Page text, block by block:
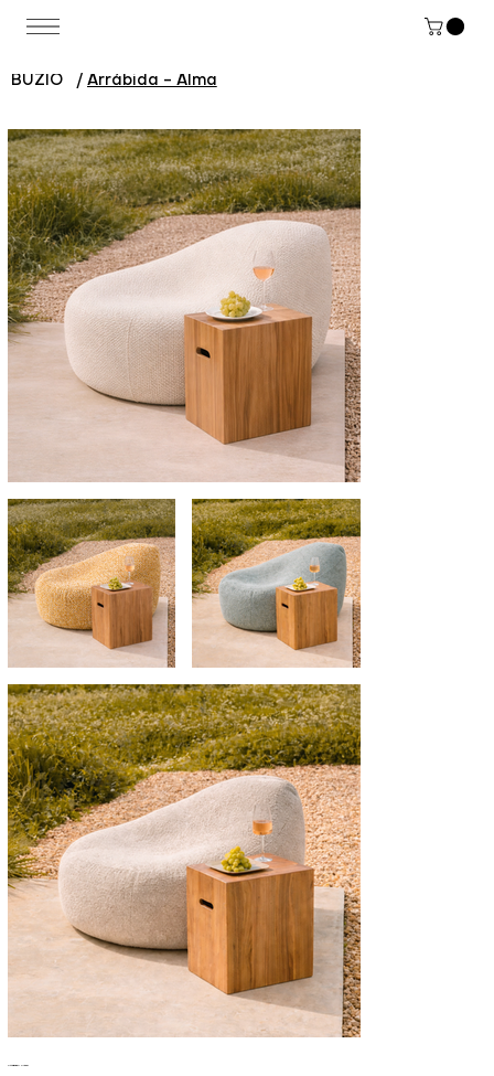
BUZIO / Arrábida - Alma